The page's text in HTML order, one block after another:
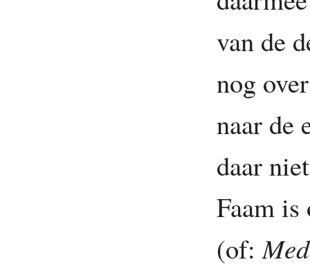
van de
nog
naar de
daar
Faam
(of: